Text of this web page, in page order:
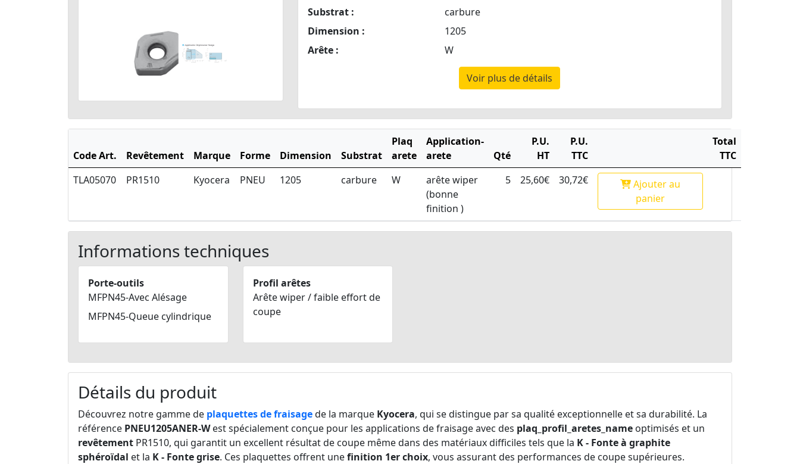
Substrat :
carbure
Dimension :
1205
Arête :
W
Voir plus de détails
Code Art. Revêtement Marque Forme Dimension Substrat
Plaq
arete
Application-
arete
Qté
P.U.
HT
P.U.
TTC
Total
TTC
TLA05070
PR1510 Kyocera PNEU 1205 carbure W
arête wiper
(bonne
finition )
5 25,60€ 30,72€ Ajouterau
panier
Informations techniques
Porte-outils
MFPN45-Avec Alésage
MFPN45-Queue cylindrique
Profil arêtes
Arête wiper / faible effort de
coupe
Détails du produit
Découvrez notre gamme de plaquettes de fraisagede la marque Kyocera, qui se distingue par sa qualité exceptionnelle et sa durabilité. La
référence PNEU1205ANER-West spécialement conçue pour les applications de fraisage avec des plaq_profil_aretes_name optimisés et un
revêtement PR1510, qui garantit un excellent résultat de coupe même dans des matériaux difficiles tels que la K - Fonte à graphite
sphéroïdal et la K - Fonte grise. Ces plaquettes offrent unefinition 1er choix, vous assurant des performances de coupe supérieures.